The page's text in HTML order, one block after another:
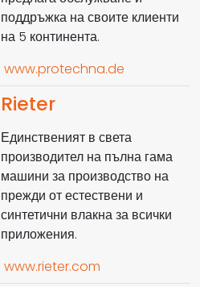
поддръжка на своите клиенти
на 5 континента.
www.protechna.de
Rieter
Единственият в света
производител на пълна гама
машини за производство на
прежди от естествени и
синтетични влакна за всички
приложения.
www.rieter.com